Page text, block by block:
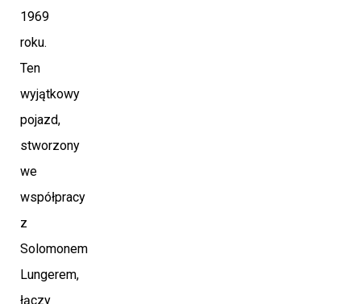
1969
roku.
Ten
wyjątkowy
pojazd,
stworzony
we
współpracy
z
Solomonem
Lungerem,
łączy